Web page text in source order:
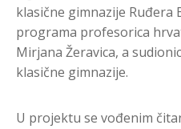
klasične gimnazije Ruđera
programa profesorica
Mirjana Žeravica, a
klasične gimnazije.
U projektu se vođenim